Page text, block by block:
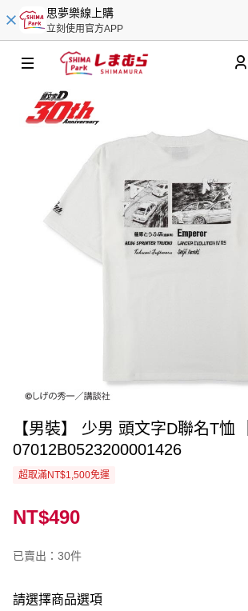
思夢樂線上購
立刻使用官方APP
【男裝】 少男 頭文字D聯名T恤 ｜
07012B0523200001426
超取滿NT$1,500免運
NT$490
已賣出：30件
請選擇商品選項